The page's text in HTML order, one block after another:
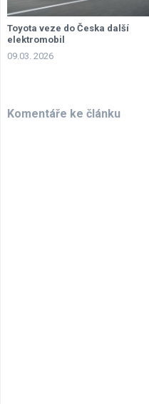
Toyota veze do Česka další
elektromobil
09.03. 2026
Komentáře ke článku